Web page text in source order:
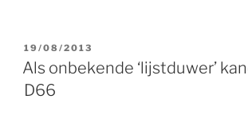
GEPLAATST
OP
19/08/2013
Als onbekende ‘lijstduwer’
D66